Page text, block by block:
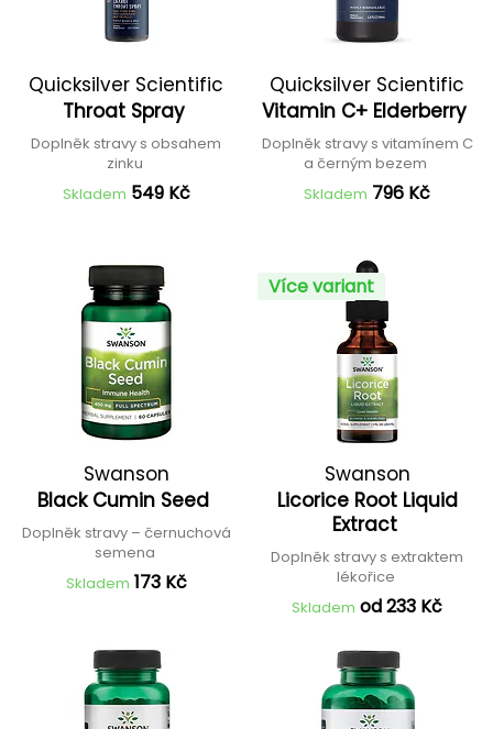
Quicksilver Scientific
Throat Spray
Doplněk stravy s obsahem
zinku
Skladem 549 Kč
Quicksilver Scientific
Vitamin C+ Elderberry
Doplněk stravy s vitamínem C
a černým bezem
Skladem 796 Kč
Swanson
Black Cumin Seed
Doplněk stravy – černuchová
semena
Skladem 173 Kč
Více variant
Swanson
Licorice Root Liquid
Extract
Doplněk stravy s extraktem
lékořice
Skladem od 233 Kč